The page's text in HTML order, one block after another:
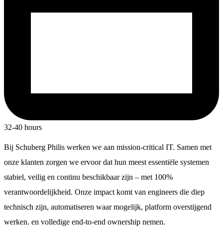
32-40 hours
Bij Schuberg Philis werken we aan mission-critical IT. Samen met
onze klanten zorgen we ervoor dat hun meest essentiële systemen
stabiel, veilig en continu beschikbaar zijn – met 100%
verantwoordelijkheid. Onze impact komt van engineers die diep
technisch zijn, automatiseren waar mogelijk, platform overstijgend
werken. en volledige end-to-end ownership nemen.